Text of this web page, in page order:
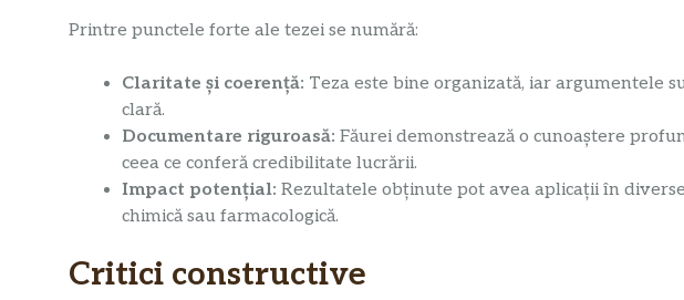
Printre punctele forte ale tezei se numără:
Claritate și coerență: Teza este bine organizată, iar argumentele
clară.
Documentare riguroasă: Făurei demonstrează o cunoaștere
ceea ce conferă credibilitate lucrării.
Impact potențial: Rezultatele obținute pot avea aplicații în
chimică sau farmacologică.
Critici constructive